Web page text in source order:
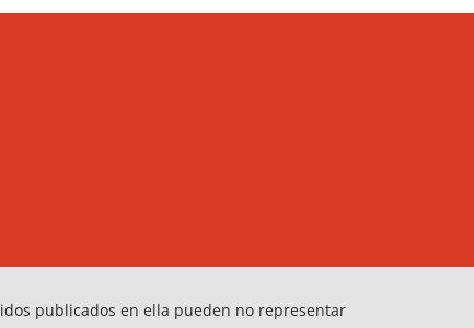
publicados en ella pueden no representar